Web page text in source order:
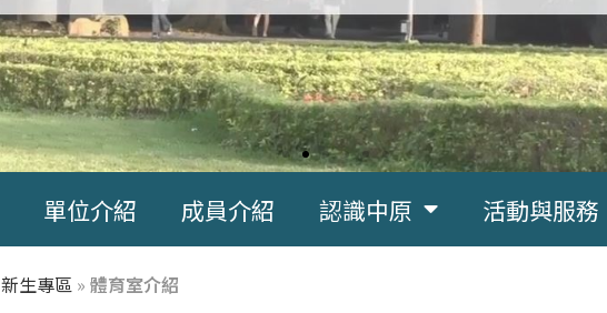
單位介紹 成員介紹 認識中原 活動與服務
新生專區 » 體育室介紹